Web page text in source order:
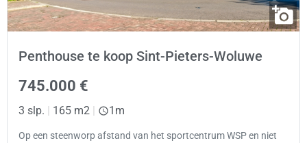
Penthouse te koop Sint-Pieters-Woluwe
745.000 €
3 slp. | 165 m2 | 1m
Op een steenworp afstand van het sportcentrum WSP en niet